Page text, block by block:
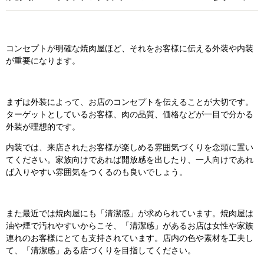
コンセプトが明確な焼肉屋ほど、それをお客様に伝える外装や内装
が重要になります。
まずは外装によって、お店のコンセプトを伝えることが大切です。
ターゲットとしているお客様、肉の品質、価格などが一目で分かる
外装が理想的です。
内装では、来店されたお客様が楽しめる雰囲気づくりを念頭に置い
てください。家族向けであれば開放感を出したり、一人向けであれ
ば入りやすい雰囲気をつくるのも良いでしょう。
また最近では焼肉屋にも「清潔感」が求められています。焼肉屋は
油や煙で汚れやすいからこそ、「清潔感」があるお店は女性や家族
連れのお客様にとても支持されています。店内の色や素材を工夫し
て、「清潔感」ある店づくりを目指してください。